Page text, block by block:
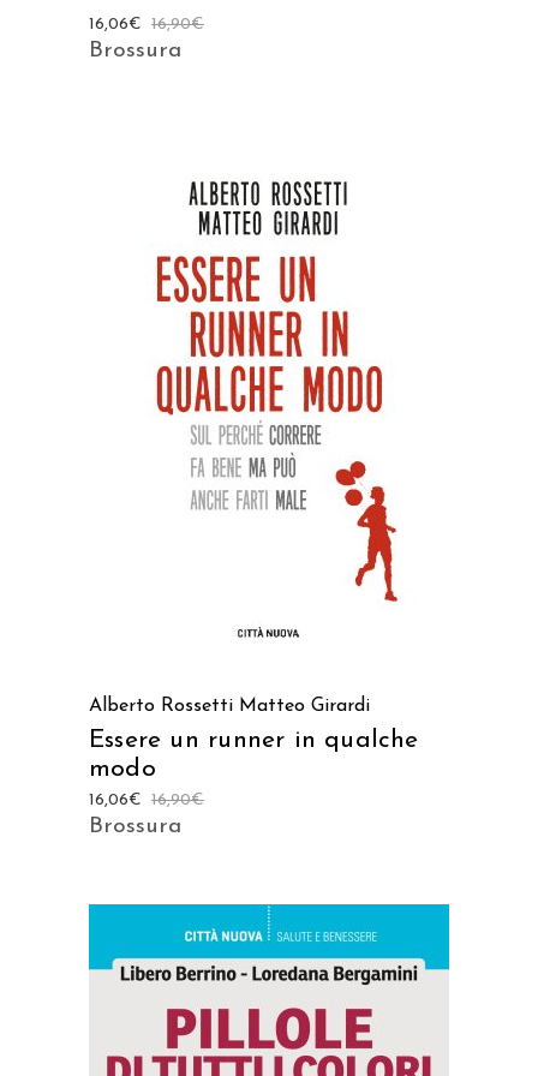
16,90€
16,06€
Brossura
AGGIUNGI AL CARRELLO
Alberto Rossetti Matteo Girardi
Essere un runner in qualche
modo
16,90€
16,06€
Brossura